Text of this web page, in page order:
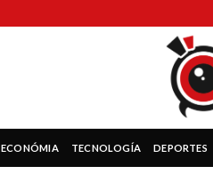
ECONÓMIA TECNOLOGÍA DEPORTES